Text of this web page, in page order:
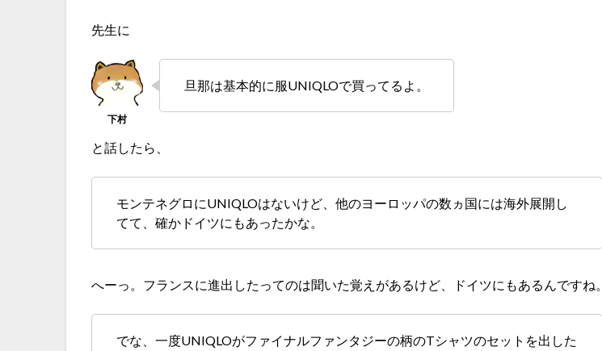
先生に
旦那は基本的に服UNIQLOで買ってるよ。
と話したら、
モンテネグロにUNIQLOはないけど、他のヨーロッパの数ヵ国には海外展開し
てて、確かドイツにもあったかな。
へーっ。フランスに進出したってのは聞いた覚えがあるけど、ドイツにもあるんですね。
でな、一度UNIQLOがファイナルファンタジーの柄のTシャツのセットを出した